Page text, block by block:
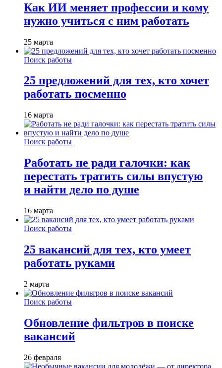
Как ИИ меняет профессии и кому
нужно учиться с ним работать
25 марта
Поиск работы
25 предложений для тех, кто хочет
работать посменно
16 марта
Поиск работы
Работать не ради галочки: как
перестать тратить силы впустую
и найти дело по душе
16 марта
Поиск работы
25 вакансий для тех, кто умеет
работать руками
2 марта
Поиск работы
Обновление фильтров в поиске
вакансий
26 февраля